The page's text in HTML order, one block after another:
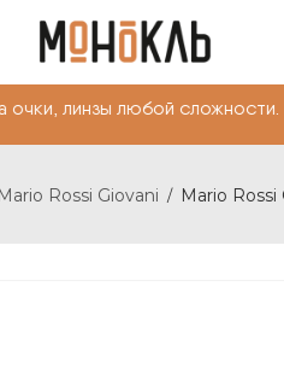
любой
Mario Rossi Giovani / Mario Rossi